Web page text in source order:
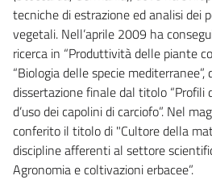
tecniche di estrazione ed analisi dei
vegetali. Nell’aprile 2009 ha
ricerca in “Produttività delle piante
“Biologia delle specie
dissertazione finale dal titolo “Profili
d’uso dei capolini di carciofo”. Nel
conferito il titolo di "Cultore della
discipline afferenti al settore
Agronomia e coltivazioni erbacee”.